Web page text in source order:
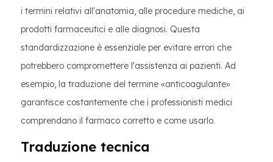
i termini relativi all'anatomia, alle procedure mediche, ai
prodotti farmaceutici e alle diagnosi. Questa
standardizzazione è essenziale per evitare errori che
potrebbero compromettere l'assistenza ai pazienti. Ad
esempio, la traduzione del termine «anticoagulante»
garantisce costantemente che i professionisti medici
comprendano il farmaco corretto e come usarlo.
Traduzione tecnica